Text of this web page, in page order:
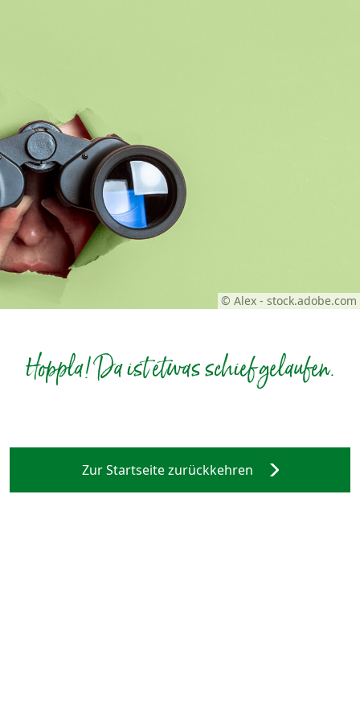
© Alex - stock.adobe.com
Hoppla! Da ist etwas schief gelaufen.
Zur Startseite zurückkehren